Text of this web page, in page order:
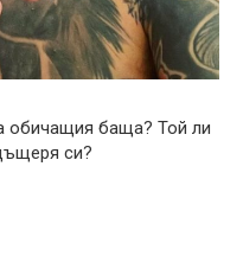
обичащия баща? Той ли
си?